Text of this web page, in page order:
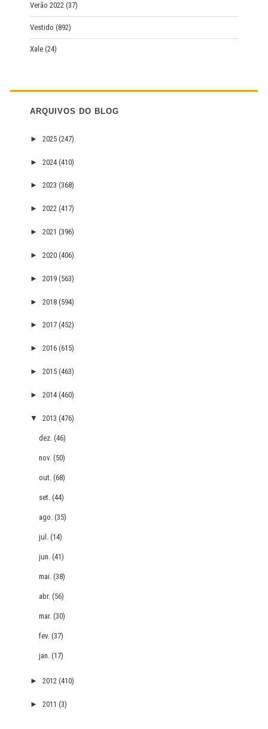
Verão 2022 (37)
Vestido (892)
Xale (24)
ARQUIVOS DO BLOG
► 2025 (247)
► 2024 (410)
► 2023 (368)
► 2022 (417)
► 2021 (396)
► 2020 (406)
► 2019 (563)
► 2018 (594)
► 2017 (452)
► 2016 (615)
► 2015 (463)
► 2014 (460)
▼ 2013 (476)
dez.(46)
nov.(50)
out.(68)
set.(44)
ago.(35)
jul.(14)
jun.(41)
mai.(38)
abr.(56)
mar.(30)
fev.(37)
jan.(17)
► 2012 (410)
► 2011 (3)